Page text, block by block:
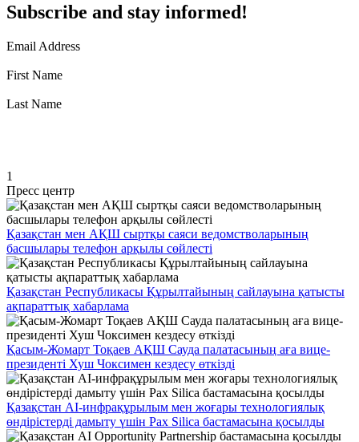
Subscribe and stay informed!
Email Address
First Name
Last Name
1
Пресс центр
Қазақстан мен АҚШ сыртқы саяси ведомстволарының
басшылары телефон арқылы сөйлесті
Қазақстан Республикасы Құрылтайының сайлауына қатысты
ақпараттық хабарлама
Қасым-Жомарт Тоқаев АҚШ Сауда палатасының аға вице-
президенті Хуш Чоксимен кездесу өткізді
Қазақстан AI-инфрақұрылым мен жоғары технологиялық
өндірістерді дамыту үшін Pax Silica бастамасына қосылды